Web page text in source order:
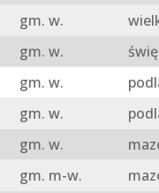
gm. w.
gm. w.
gm. w.
gm. w.
gm. w.
gm. m-w.